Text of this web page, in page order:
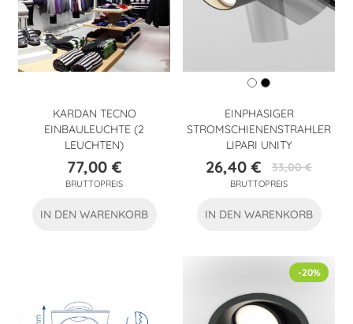
KARDAN TECNO
EINBAULEUCHTE (2
LEUCHTEN)
Preis
77,00 €
BRUTTOPREIS
IN DEN WARENKORB
EINPHASIGER
STROMSCHIENENSTRAHLER
LIPARI UNITY
Preis
26,40 €Verkaufspreis
33,00 €
BRUTTOPREIS
IN DEN WARENKORB
-20%